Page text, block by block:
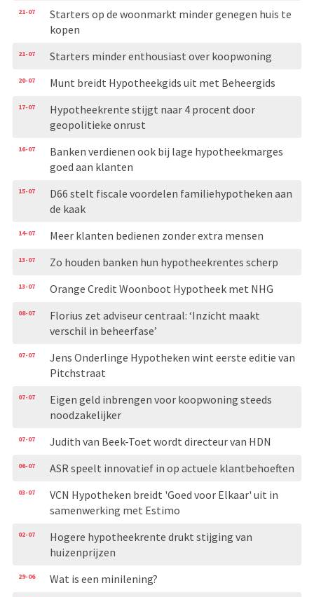
21-07
Starters op de woonmarkt minder genegen huis te
kopen
21-07 Starters minder enthousiast over koopwoning
20-07 Munt breidt Hypotheekgids uit met Beheergids
17-07
Hypotheekrente stijgt naar 4 procent door
geopolitieke onrust
16-07
Banken verdienen ook bij lage hypotheekmarges
goed aan klanten
15-07
D66 stelt fiscale voordelen familiehypotheken aan
de kaak
14-07 Meer klanten bedienen zonder extra mensen
13-07 Zo houden banken hun hypotheekrentes scherp
13-07 Orange Credit Woonboot Hypotheek met NHG
08-07
Florius zet adviseur centraal: ‘Inzicht maakt
verschil in beheerfase’
07-07
Jens Onderlinge Hypotheken wint eerste editie van
Pitchstraat
07-07
Eigen geld inbrengen voor koopwoning steeds
noodzakelijker
07-07 Judith van Beek-Toet wordt directeur van HDN
06-07 ASR speelt innovatief in op actuele klantbehoeften
03-07
VCN Hypotheken breidt 'Goed voor Elkaar' uit in
samenwerking met Estimo
02-07
Hogere hypotheekrente drukt stijging van
huizenprijzen
29-06 Wat is een minilening?